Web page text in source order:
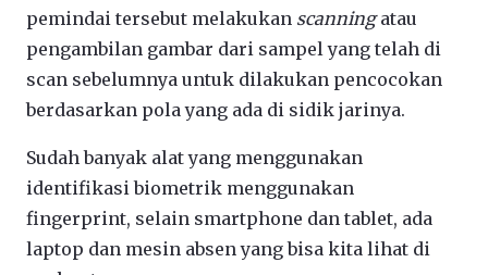
pemindai tersebut melakukan scanningatau
pengambilan gambar dari sampel yang telah di
scan sebelumnya untuk dilakukan pencocokan
berdasarkan pola yang ada di sidik jarinya.
Sudah banyak alat yang menggunakan
identifikasi biometrik menggunakan
fingerprint, selain smartphone dan tablet, ada
laptop dan mesin absen yang bisa kita lihat di